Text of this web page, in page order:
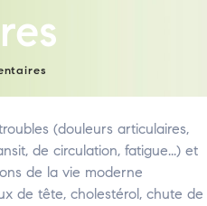
(douleurs articulaires,
de circulation, fatigue...) et
de la vie moderne
de tête, cholestérol, chute de